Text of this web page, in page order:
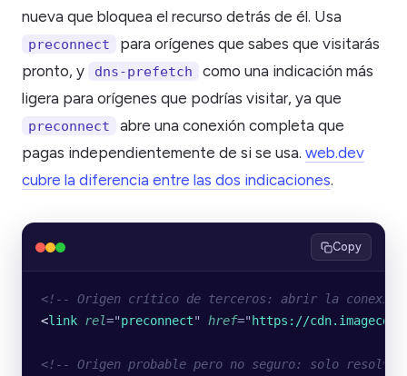
nueva que bloquea el recurso detrás de él. Usa
preconnect
para orígenes que sabes que visitarás
pronto, y
dns-prefetch
como una indicación más
ligera para orígenes que podrías visitar, ya que
preconnect
abre una conexión completa que
pagas independientemente de si se usa. web.dev
cubre la diferencia entre las dos indicaciones.
Copy
<!-- Origen crítico de terceros: abrir la conexión
<link rel="preconnect" href=" https://
<!-- Origen probable pero no seguro: solo resolver